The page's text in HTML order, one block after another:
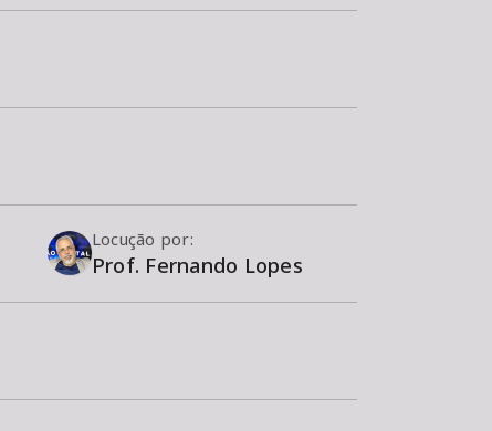
Locução por:
Prof. Fernando Lopes